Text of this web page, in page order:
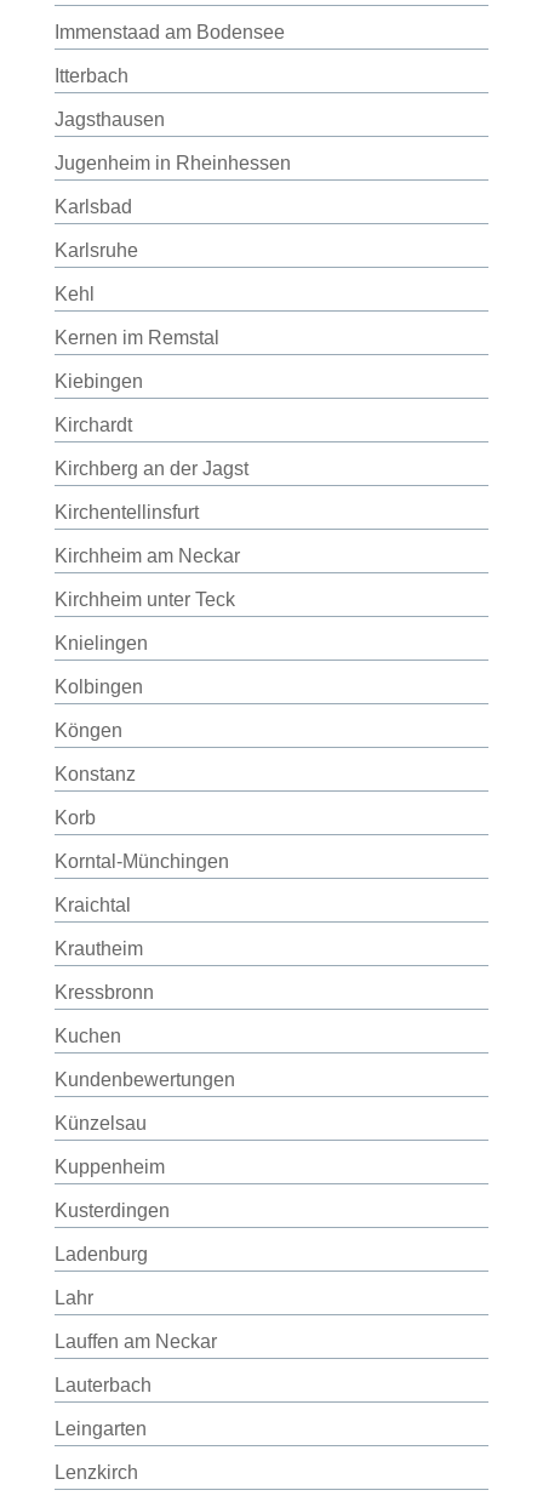
Immenstaad am Bodensee
Itterbach
Jagsthausen
Jugenheim in Rheinhessen
Karlsbad
Karlsruhe
Kehl
Kernen im Remstal
Kiebingen
Kirchardt
Kirchberg an der Jagst
Kirchentellinsfurt
Kirchheim am Neckar
Kirchheim unter Teck
Knielingen
Kolbingen
Köngen
Konstanz
Korb
Korntal-Münchingen
Kraichtal
Krautheim
Kressbronn
Kuchen
Kundenbewertungen
Künzelsau
Kuppenheim
Kusterdingen
Ladenburg
Lahr
Lauffen am Neckar
Lauterbach
Leingarten
Lenzkirch